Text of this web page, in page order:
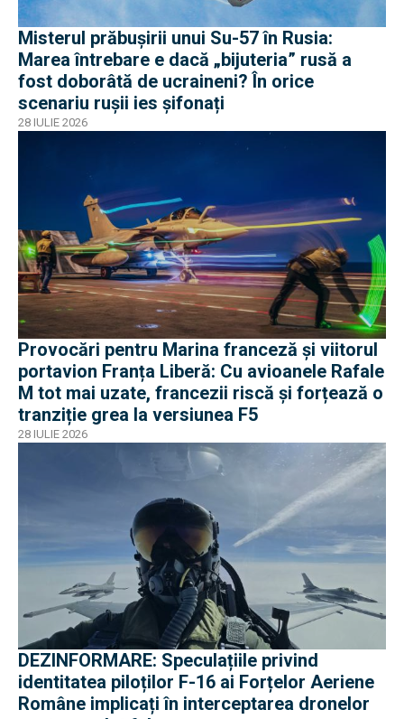
Misterul prăbușirii unui Su-57 în Rusia:
Marea întrebare e dacă „bijuteria” rusă a
fost doborâtă de ucraineni? În orice
scenariu rușii ies șifonați
28 IULIE 2026
Provocări pentru Marina franceză și viitorul
portavion Franța Liberă: Cu avioanele Rafale
M tot mai uzate, francezii riscă și forțează o
tranziție grea la versiunea F5
28 IULIE 2026
DEZINFORMARE: Speculațiile privind
identitatea piloților F-16 ai Forțelor Aeriene
Române implicați în interceptarea dronelor